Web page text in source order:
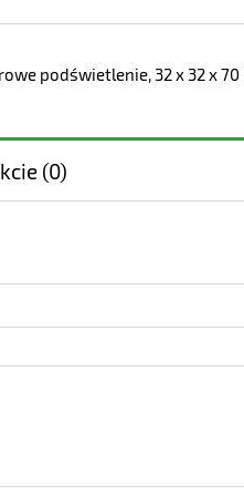
podświetlenie, 32 x 32 x 70
(0)